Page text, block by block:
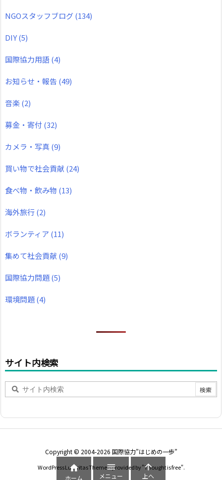
NGOスタッフブログ(134)
DIY(5)
国際協力用語(4)
お知らせ・報告 (49)
音楽(2)
募金・寄付 (32)
カメラ・写真(9)
買い物で社会貢献 (24)
食べ物・飲み物 (13)
海外旅行(2)
ボランティア (11)
集めて社会貢献 (9)
国際協力問題(5)
環境問題(4)
サイト内検索
Copyright © 2004-2026 国際協力”はじめの一歩”
WordPress Luxeritas Theme is provided by "Thought is free".

ホーム

メニュー

上へ